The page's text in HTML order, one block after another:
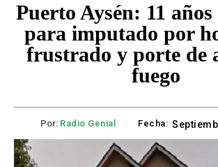
Puerto Aysén: 11 años
para imputado por
frustrado y porte de
fuego
Por: Radio Genial Fecha: